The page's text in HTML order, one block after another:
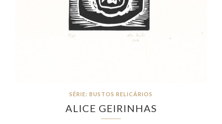
SÉRIE: BUSTOS RELICÁRIOS
ALICE GEIRINHAS